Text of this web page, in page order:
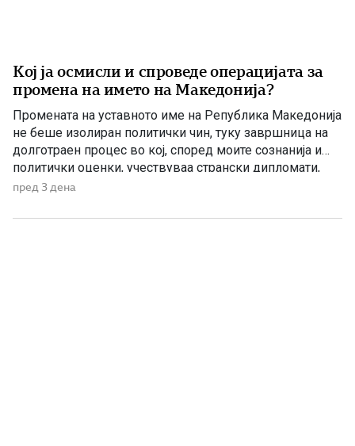
Кој ја осмисли и спроведе операцијата за
промена на името на Македонија?
Промената на уставното име на Република Македонија
не беше изолиран политички чин, туку завршница на
долготраен процес во кој, според моите сознанија и
политички оценки, учествуваа странски дипломати,
домашни политичари и регионални центри на влијание.
американскиот дипломат Филип Рикер, кој долги
пред 3 дена